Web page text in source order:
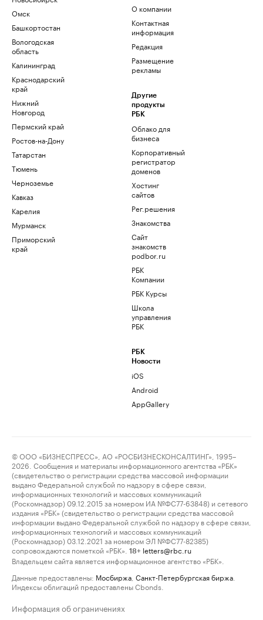
Омск
Башкортостан
Вологодская
область
Калининград
Краснодарский
край
Нижний
Новгород
Пермский край
Ростов-на-Дону
Татарстан
Тюмень
Черноземье
Кавказ
Карелия
Мурманск
Приморский
край
О компании
Контактная
информация
Редакция
Размещение
рекламы
Другие
продукты
РБК
Облако для
бизнеса
Корпоративный
регистратор
доменов
Хостинг
сайтов
Рег.решения
Знакомства
Сайт
знакомств
podbor.ru
РБК
Компании
РБК Курсы
Школа
управления
РБК
РБК
Новости
iOS
Android
AppGallery
© ООО «БИЗНЕСПРЕСС», АО «РОСБИЗНЕСКОНСАЛТИНГ», 1995–
2026. Сообщения и материалы информационного агентства «РБК»
(свидетельство о регистрации средства массовой информации
выдано Федеральной службой по надзору в сфере связи,
информационных технологий и массовых коммуникаций
(Роскомнадзор) 09.12.2015 за номером ИА №ФС77-63848) и сетевого
издания «РБК» (свидетельство о регистрации средства массовой
информации выдано Федеральной службой по надзору в сфере связи,
информационных технологий и массовых коммуникаций
(Роскомнадзор) 03.12.2021 за номером ЭЛ №ФС77-82385)
сопровождаются пометкой «РБК».
18+ letters@rbc.ru
Владельцем сайта является информационное агентство «РБК».
Данные предоставлены: Мосбиржа Санкт-Петербургская биржа
Индексы облигаций предоставлены Cbonds.
Информация об ограничениях